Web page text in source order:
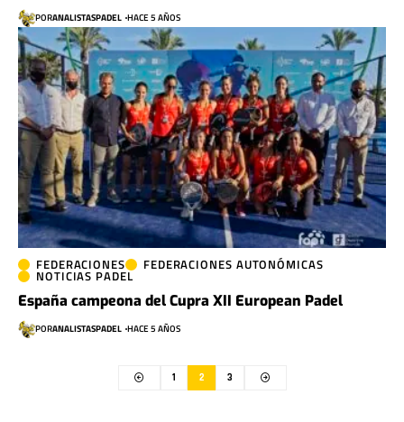
PORANALISTASPADEL HACE 5 AÑOS
FEDERACIONES FEDERACIONES AUTONÓMICAS
NOTICIAS PADEL
España campeona del Cupra XII European Padel
PORANALISTASPADEL HACE 5 AÑOS
1 2 3